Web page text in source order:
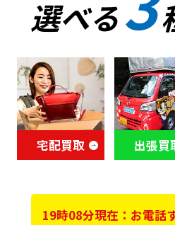
選べる
宅配買取 出張買
19時08分現在：お電話